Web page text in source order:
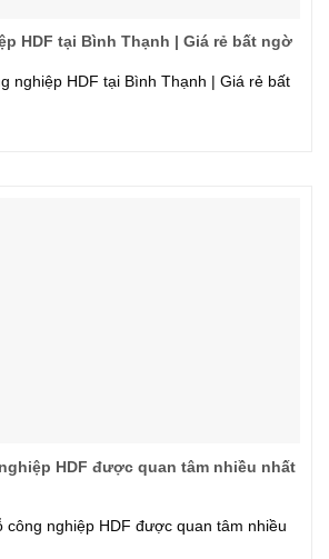
HDF tại Bình Thạnh | Giá rẻ bất ngờ
nghiệp HDF tại Bình Thạnh | Giá rẻ bất
HDF được quan tâm nhiều nhất
công nghiệp HDF được quan tâm nhiều